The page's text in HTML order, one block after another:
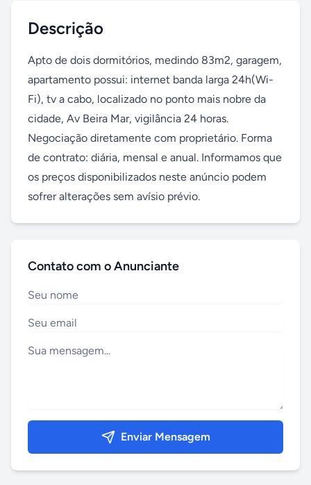
Descrição
Apto de dois dormitórios, medindo 83m2, garagem,
apartamento possui: internet banda larga 24h(Wi-
Fi), tv a cabo, localizado no ponto mais nobre da
cidade, Av Beira Mar, vigilância 24 horas.
Negociação diretamente com proprietário. Forma
de contrato: diária, mensal e anual. Informamos que
os preços disponibilizados neste anúncio podem
sofrer alterações sem avísio prévio.
Contato com o Anunciante
Enviar Mensagem